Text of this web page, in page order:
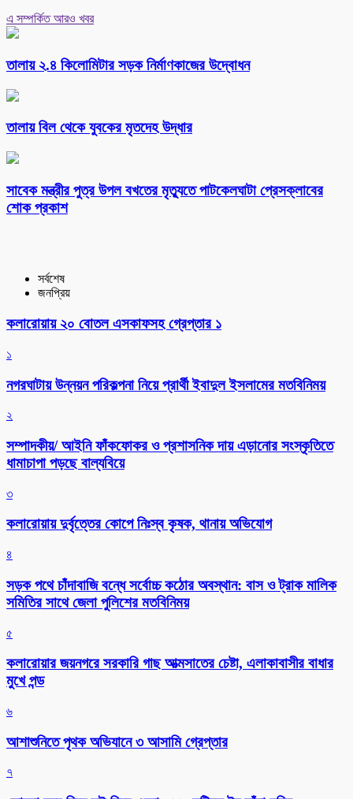
এ সম্পর্কিত আরও খবর
তালায় ২.৪ কিলোমিটার সড়ক নির্মাণকাজের উদ্বোধন
তালায় বিল থেকে যুবকের মৃতদেহ উদ্ধার
সাবেক মন্ত্রীর পুত্র উপল বখতের মৃত্যুতে পাটকেলঘাটা প্রেসক্লাবের
শোক প্রকাশ
সর্বশেষ
জনপ্রিয়
কলারোয়ায় ২০ বোতল এসকাফসহ গ্রেপ্তার ১
১
নগরঘাটায় উন্নয়ন পরিকল্পনা নিয়ে প্রার্থী ইবাদুল ইসলামের মতবিনিময়
২
সম্পাদকীয়/ আইনি ফাঁকফোকর ও প্রশাসনিক দায় এড়ানোর সংস্কৃতিতে
ধামাচাপা পড়ছে বাল্যবিয়ে
৩
কলারোয়ায় দুর্বৃত্তের কোপে নিঃস্ব কৃষক, থানায় অভিযোগ
৪
সড়ক পথে চাঁদাবাজি বন্ধে সর্বোচ্চ কঠোর অবস্থান: বাস ও ট্রাক মালিক
সমিতির সাথে জেলা পুলিশের মতবিনিময়
৫
কলারোয়ার জয়নগরে সরকারি গাছ আত্মসাতের চেষ্টা, এলাকাবাসীর বাধার
মুখে পন্ড
৬
আশাশুনিতে পৃথক অভিযানে ৩ আসামি গ্রেপ্তার
৭